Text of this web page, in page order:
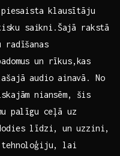
klausītāju
saikni.Šajā rakstā
radīšanas
un rīkus,kas
audio⁤ ainavā. No
niansēm, šis
palīgu ceļā​ uz​
līdzi,⁤ un ⁤uzzini,
tehnoloģiju, lai